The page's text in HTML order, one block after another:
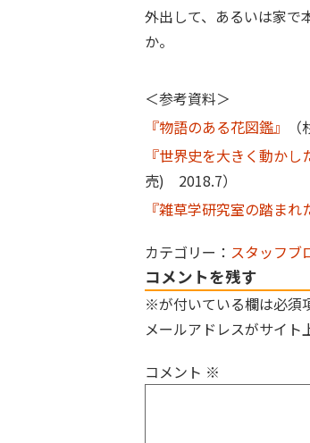
外出して、あるいは家で
か。
＜参考資料＞
『物語のある花図鑑』
『世界史を大きく動かし
売) 2018.7）
『雑草学研究室の踏まれ
カテゴリー： スタッフブ
コメントを残す
※が付いている欄は必須
メールアドレスがサイト
コメント ※